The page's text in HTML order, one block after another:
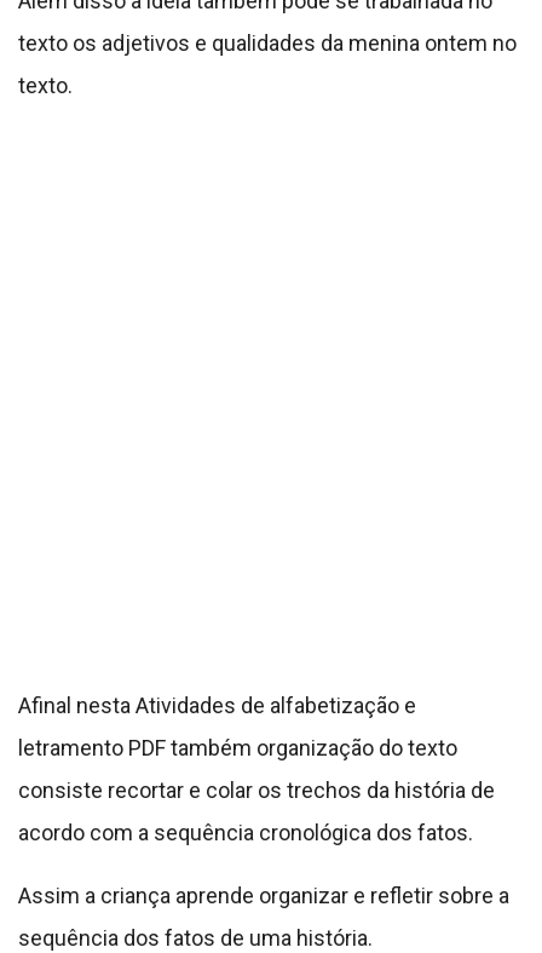
texto os adjetivos e qualidades da menina ontem no
texto.
Afinal nesta Atividades de alfabetização e
letramento PDF também organização do texto
consiste recortar e colar os trechos da história de
acordo com a sequência cronológica dos fatos.
Assim a criança aprende organizar e refletir sobre a
sequência dos fatos de uma história.